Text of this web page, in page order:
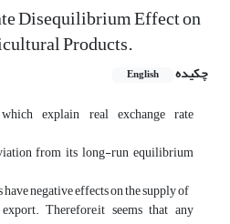
Disequilibrium Effect on
Products.
چکیده English
explain real exchange rate
from its long-run equilibrium
negative effects on the supply of
Therefore,it seems that any